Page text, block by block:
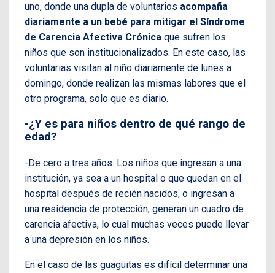
uno, donde una dupla de voluntarios acompaña
diariamente a un bebé para mitigar el Síndrome
de Carencia Afectiva Crónica que sufren los
niños que son institucionalizados. En este caso, las
voluntarias visitan al niño diariamente de lunes a
domingo, donde realizan las mismas labores que el
otro programa, solo que es diario.
-¿Y es para niños dentro de qué rango de
edad?
-De cero a tres años. Los niños que ingresan a una
institución, ya sea a un hospital o que quedan en el
hospital después de recién nacidos, o ingresan a
una residencia de protección, generan un cuadro de
carencia afectiva, lo cual muchas veces puede llevar
a una depresión en los niños.
En el caso de las guagüitas es difícil determinar una